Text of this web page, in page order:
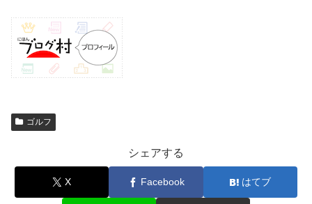
ゴルフ
シェアする
X Facebook はてブ